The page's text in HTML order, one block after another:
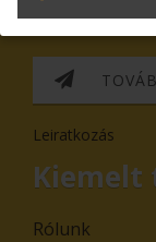
Leiratkozás
Rólunk